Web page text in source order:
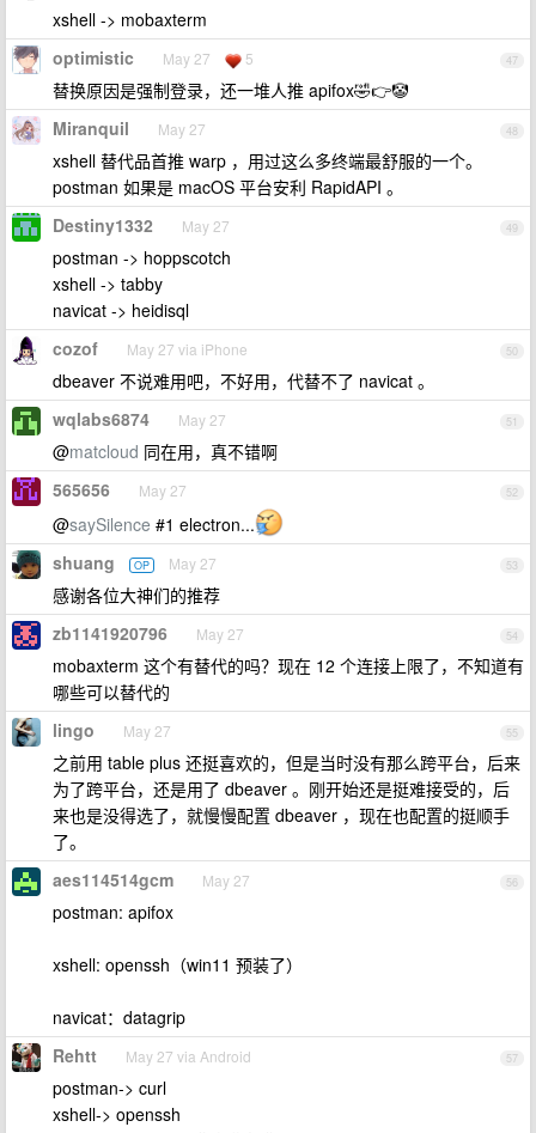
xshell -> mobaxterm
47
optimistic May 27 5
替换原因是强制登录，还一堆人推 apifox🤣👉🤡
48
Miranquil May 27
xshell 替代品首推 warp ，用过这么多终端最舒服的一个。
postman 如果是 macOS 平台安利 RapidAPI 。
49
Destiny1332 May 27
postman -> hoppscotch
xshell -> tabby
navicat -> heidisql
50
cozof May 27 via iPhone
dbeaver 不说难用吧，不好用，代替不了 navicat 。
51
wqlabs6874 May 27
@matcloud 同在用，真不错啊
52
565656 May 27
@saySilence #1 electron...
53
shuang OP May 27
感谢各位大神们的推荐
54
zb1141920796 May 27
mobaxterm 这个有替代的吗？现在 12 个连接上限了，不知道有
哪些可以替代的
55
lingo May 27
之前用 table plus 还挺喜欢的，但是当时没有那么跨平台，后来
为了跨平台，还是用了 dbeaver 。刚开始还是挺难接受的，后
来也是没得选了，就慢慢配置 dbeaver ，现在也配置的挺顺手
了。
56
aes114514gcm May 27
postman: apifox
xshell: openssh（win11 预装了）
navicat：datagrip
57
Rehtt May 27 via Android
postman-> curl
xshell-> openssh